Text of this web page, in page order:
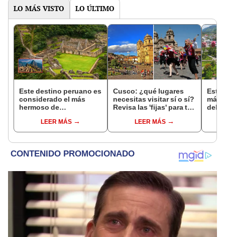
LO MÁS VISTO LO ÚLTIMO
Este destino peruano es
considerado el más
hermoso de
personas lo visitan:
supera a Machu Picchu
LEER MÁS
Cusco: ¿qué lugares
necesitas visitar sí o sí?
Revisa las 'fijas' para tu
LEER MÁS